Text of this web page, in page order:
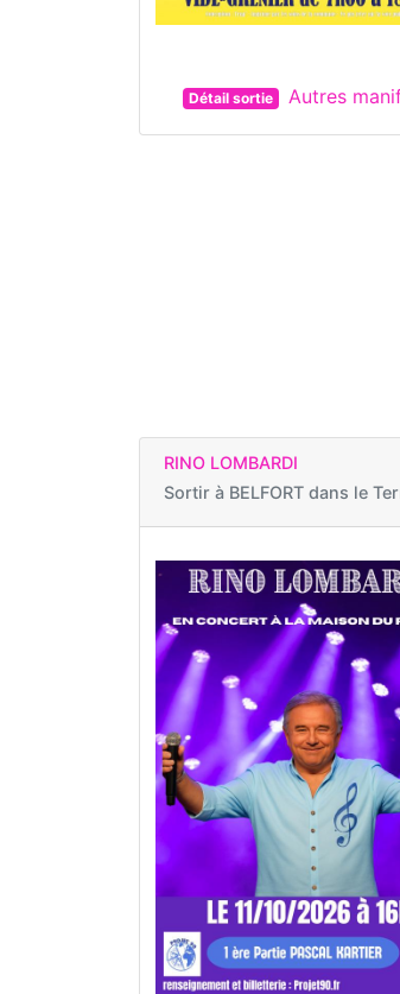
Détail sortie Autres
RINO LOMBARDI
Sortir à BELFORT dans le